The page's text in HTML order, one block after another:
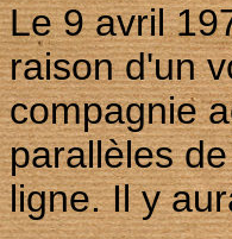
Le 9 avril
raison d'un
compagnie
parallèles
ligne. Il y